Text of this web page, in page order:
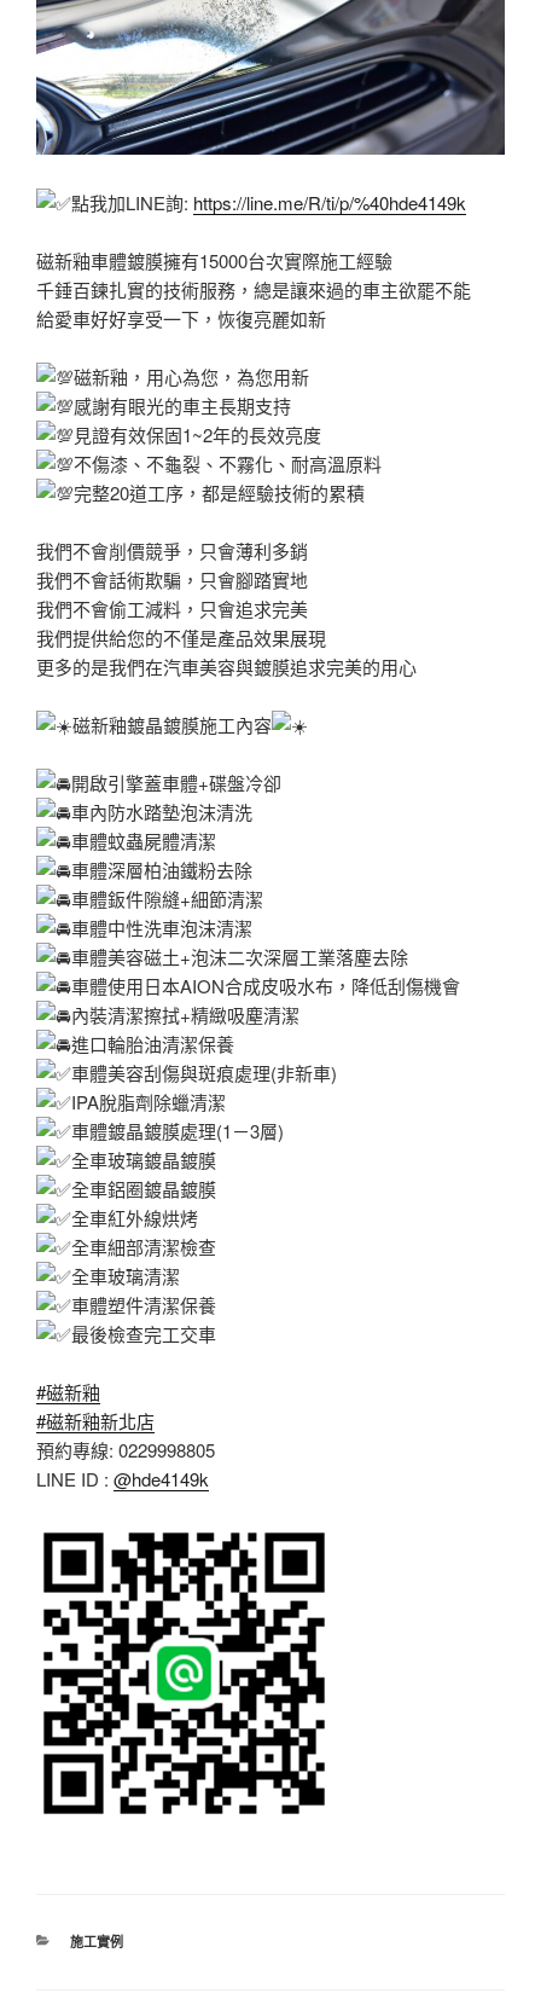
點我加LINE詢: https://line.me/R/ti/p/%40hde4149k
磁新釉車體鍍膜擁有15000台次實際施工經驗
千錘百鍊扎實的技術服務，總是讓來過的車主欲罷不能
給愛車好好享受一下，恢復亮麗如新
磁新釉，用心為您，為您用新
感謝有眼光的車主長期支持
見證有效保固1~2年的長效亮度
不傷漆、不龜裂、不霧化、耐高溫原料
完整20道工序，都是經驗技術的累積
我們不會削價競爭，只會薄利多銷
我們不會話術欺騙，只會腳踏實地
我們不會偷工減料，只會追求完美
我們提供給您的不僅是產品效果展現
更多的是我們在汽車美容與鍍膜追求完美的用心
磁新釉鍍晶鍍膜施工內容
開啟引擎蓋車體+碟盤冷卻
車內防水踏墊泡沫清洗
車體蚊蟲屍體清潔
車體深層柏油鐵粉去除
車體鈑件隙縫+細節清潔
車體中性洗車泡沫清潔
車體美容磁土+泡沫二次深層工業落塵去除
車體使用日本AION合成皮吸水布，降低刮傷機會
內裝清潔擦拭+精緻吸塵清潔
進口輪胎油清潔保養
車體美容刮傷與斑痕處理(非新車)
IPA脫脂劑除蠟清潔
車體鍍晶鍍膜處理(1－3層)
全車玻璃鍍晶鍍膜
全車鋁圈鍍晶鍍膜
全車紅外線烘烤
全車細部清潔檢查
全車玻璃清潔
車體塑件清潔保養
最後檢查完工交車
#磁新釉
#磁新釉新北店
預約專線: 0229998805
LINE ID : @hde4149k
分
施工實例